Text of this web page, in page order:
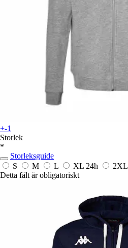
+-1
Storlek
*
Storleksguide
S
M L XL 24h 2XL
Detta fält är obligatoriskt